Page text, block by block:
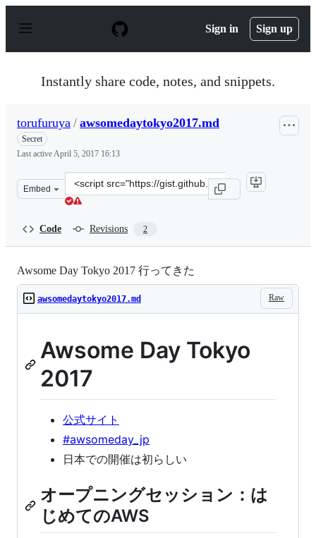
p
Sign in Sign up
Instantly share code, notes, and snippets.
torufuruya / awsomedaytokyo2017.md
Secret
Last activeApril 5, 2017 16:13
Embed
Clone
this
Code Revisions 2
Awsome Day Tokyo 2017 行ってきた
Raw
awsomedaytokyo2017.md
Awsome Day Tokyo
2017
公式サイト
#awsomeday_jp
日本での開催は初らしい
オープニングセッション：は
じめてのAWS